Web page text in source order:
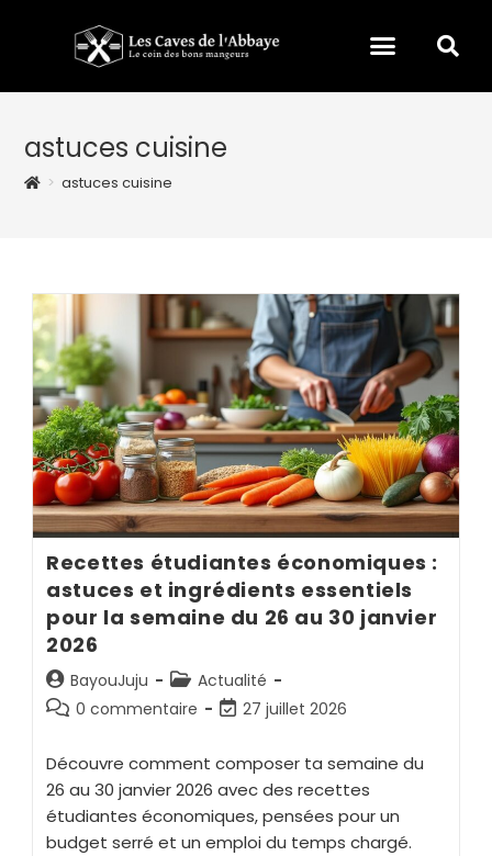
astuces cuisine
> astuces cuisine
Recettes étudiantes économiques :
astuces et ingrédients essentiels
pour la semaine du 26 au 30 janvier
2026
BayouJuju
Actualité
0 commentaire
27 juillet 2026
Découvre comment composer ta semaine du
26 au 30 janvier 2026 avec des recettes
étudiantes économiques, pensées pour un
budget serré et un emploi du temps chargé.